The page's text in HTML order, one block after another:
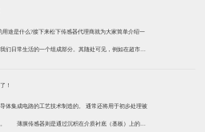
途是什么?接下来松下传感器代理商就为大家简单介绍一
日常生活的一个组成部分。其随处可见，例如在超市柜
钢
！
集成电路的工艺技术制造的。 通常还将用于初步处理被
。 薄膜传感器则是通过沉积在介质衬底（基板）上的，